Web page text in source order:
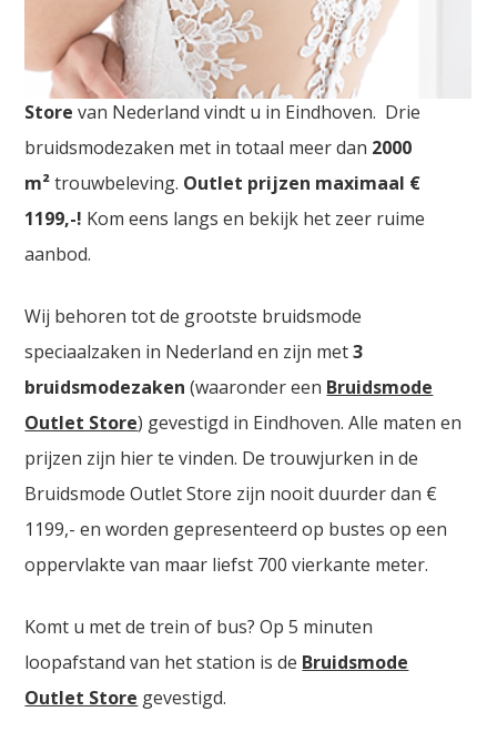
Bruidswinkel Ede
Bruidswinkel Ede. Degrootste Trouwjurken Outlet
Store van Nederland vindt u in Eindhoven. Drie
bruidsmodezaken met in totaal meer dan 2000
m²trouwbeleving. Outlet prijzen maximaal €
1199,-! Kom eens langs en bekijk het zeer ruime
aanbod.
Wij behoren tot de grootste bruidsmode
speciaalzaken in Nederland en zijn met3
bruidsmodezaken (waaronder een Bruidsmode
Outlet Store) gevestigd in Eindhoven. Alle maten en
prijzen zijn hier te vinden. De trouwjurken in de
Bruidsmode Outlet Store zijn nooit duurder dan €
1199,- en worden gepresenteerd op bustes op een
oppervlakte van maar liefst 700 vierkante meter.
Komt u met de trein of bus? Op 5 minuten
loopafstand van het station is de Bruidsmode
Outlet Store gevestigd.